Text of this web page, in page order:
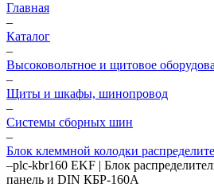
Главная
–
Каталог
–
Высоковольтное и щитовое
–
Щиты и шкафы, шинопровод
–
Системы сборных шин
–
Блок клеммной колодки
–plc-kbr160 EKF | Блок
панель и DIN КБР-160А